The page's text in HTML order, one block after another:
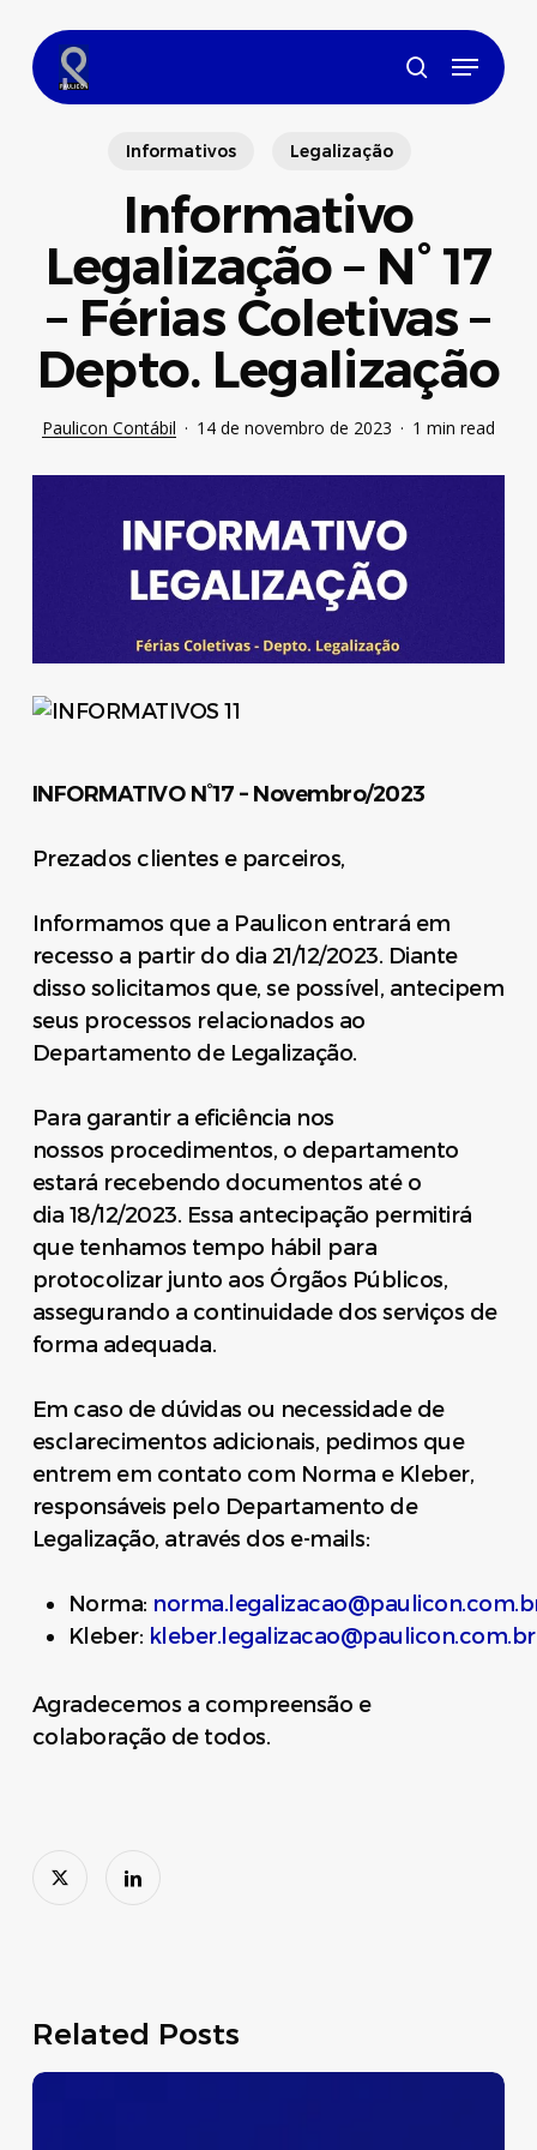
main
content
search
Menu
Informativos Legalização
Informativo
Legalização – N° 17
– Férias Coletivas –
Depto. Legalização
Paulicon Contábil 14 de novembro de 2023 1 min read
INFORMATIVO N°17 – Novembro/2023
Prezados clientes e parceiros,
Informamos que a Paulicon entrará em
recesso a partir do dia 21/12/2023. Diante
disso solicitamos que, se possível, antecipem
seus processos relacionados ao
Departamento de Legalização.
Para garantir a eficiência nos
nossos procedimentos, o departamento
estará recebendo documentos até o
dia 18/12/2023. Essa antecipação permitirá
que tenhamos tempo hábil para
protocolizar junto aos Órgãos Públicos,
assegurando a continuidade dos serviços de
forma adequada.
Em caso de dúvidas ou necessidade de
esclarecimentos adicionais, pedimos que
entrem em contato com Norma e Kleber,
responsáveis pelo Departamento de
Legalização, através dos e-mails:
Norma:
Kleber: kleber.legalizacao@paulicon.com.br
Agradecemos a compreensão e
colaboração de todos.
Related Posts
Dispensa